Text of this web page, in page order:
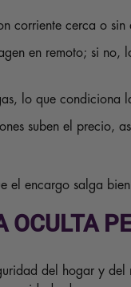
corriente cerca o sin
en remoto; si no,
lo que condiciona
suben el precio,
el encargo salga
OCULTA
del hogar y